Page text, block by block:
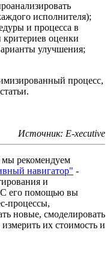
исполнителя);
и процесса в
оценки
улучшения;
процесс,
Источник: E-xecutive
мы рекомендуем
навигатор" -
и
С его помощью вы
процессы,
новые, смоделировать
их стоимость и